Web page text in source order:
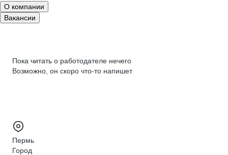
О компании
Вакансии
Пока читать о работодателе нечего
Возможно, он скоро что‑то напишет
Пермь
Город